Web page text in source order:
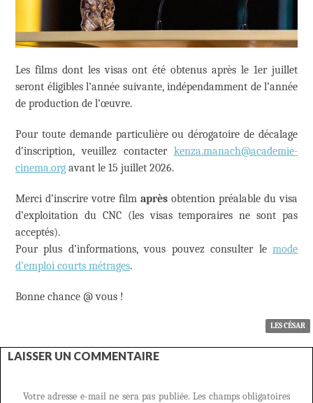
Les films dont les visas ont été obtenus après le 1er juillet
seront éligibles l’année suivante, indépendamment de l’année
de production de l’œuvre.
Pour toute demande particulière ou dérogatoire de décalage
d’inscription, veuillez contacter kenza.manach@academie-
cinema.org avant le 15 juillet 2026.
Merci d’inscrire votre film après obtention préalable du visa
d’exploitation du CNC (les visas temporaires ne sont pas
acceptés).
Pour plus d’informations, vous pouvez consulter le mode
d’emploi courts métrages.
Bonne chance @ vous !
LES CÉSAR
LAISSER UN COMMENTAIRE
Votre adresse e-mail ne sera pas publiée. Les champs obligatoires